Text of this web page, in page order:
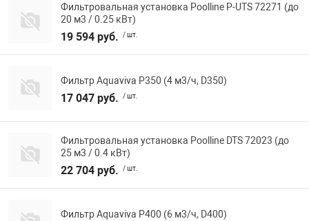
Фильтровальная установка Poolline P-UTS 72271 (до
20 м3 / 0.25 кВт)
19 594 руб. / шт.
Фильтр Aquaviva P350 (4 м3/ч, D350)
17 047 руб. / шт.
Фильтровальная установка Poolline DTS 72023 (до
25 м3 / 0.4 кВт)
22 704 руб. / шт.
Фильтр Aquaviva P400 (6 м3/ч, D400)